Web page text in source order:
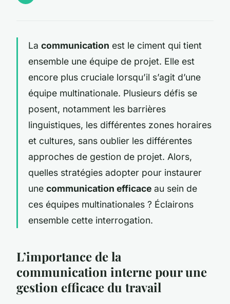
La communication est le ciment qui tient
ensemble une équipe de projet. Elle est
encore plus cruciale lorsqu’il s’agit d’une
équipe multinationale. Plusieurs défis se
posent, notamment les barrières
linguistiques, les différentes zones horaires
et cultures, sans oublier les différentes
approches de gestion de projet. Alors,
quelles stratégies adopter pour instaurer
une communication efficace au sein de
ces équipes multinationales ? Éclairons
ensemble cette interrogation.
L’importance de la
communication interne pour une
gestion efficace du travail